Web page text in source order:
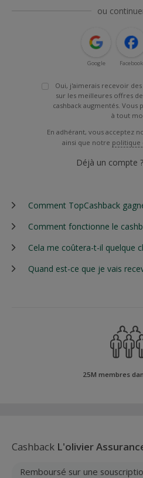
ou
Google Facebook
Oui, j'aimerais recevoir
sur les meilleures offres
cashback augmentés.
à tout
En adhérant, vous acceptez
ainsi que notre politique
Déjà un compte ?
Comment TopCashback
Comment fonctionne le
Cela me coûtera-t-il quelque
Quand est-ce que je vais
25M membres
Cashback L'olivier
Remboursé sur une